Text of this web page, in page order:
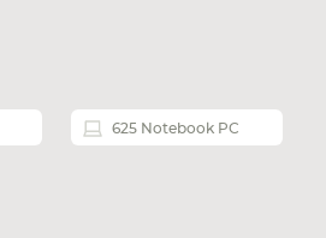
625 Notebook PC